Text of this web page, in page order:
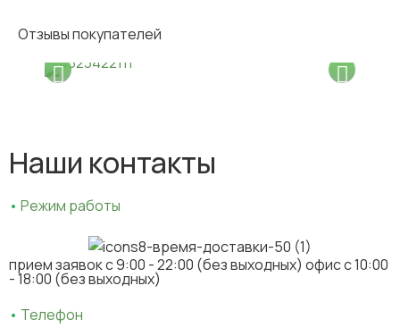
Отзывы покупателей
Наши контакты
• Режим работы
прием заявок c 9:00 - 22:00 (без выходных) офис с 10:00
- 18:00 (без выходных)
• Телефон